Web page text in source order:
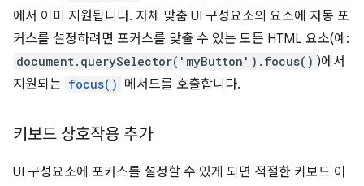
에서 이미 지원됩니다. 자체 맞춤 UI 구성요소의 요소에 자동 포
커스를 설정하려면 포커스를 맞출 수 있는 모든 HTML 요소(예:
document.querySelector('myButton').focus() )에서
지원되는 focus() 메서드를 호출합니다.
키보드 상호작용 추가
UI 구성요소에 포커스를 설정할 수 있게 되면 적절한 키보드 이